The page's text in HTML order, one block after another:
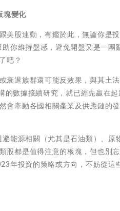
塊變化
美股連動，有鑑於此，無論你是
你維持盤感，避免開盤又是一團
吧？
衰退族群還可能反效果，與其土
數據接續研究，就已經先贏在
會牽動各國相關產業及供應鏈的
能源相關（尤其是石油類）、原
都是值得注意的板塊，但也別
年投資的策略或方向，不妨從這